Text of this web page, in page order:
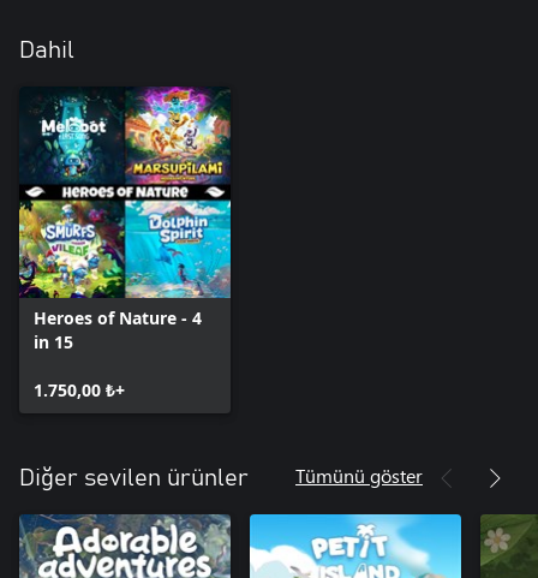
Dahil
Heroes of Nature - 4
in 15
1.750,00 ₺+
Diğer sevilen ürünler Tümünü göster